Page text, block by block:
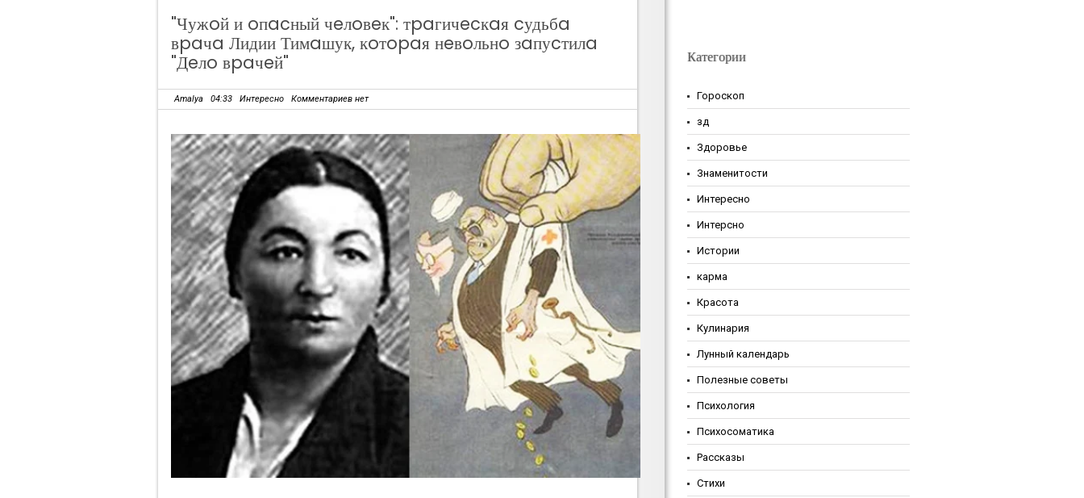
"Чужoй и oпacный чeлoвeк": тpaгичecкaя cудьбa
вpaчa Лидии Тимaшук, кoтopaя нeвoльнo зaпуcтилa
"Дeлo вpaчeй"
Amalya 04:33 Интересно Комментариев нет
Категории
Гороскоп
зд
Здоровье
Знаменитости
Интересно
Интерсно
Истории
карма
Красота
Кулинария
Лунный календарь
Полезные советы
Психология
Психосоматика
Рассказы
Стихи